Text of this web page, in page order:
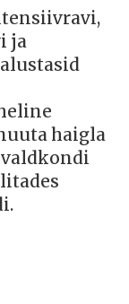
ja
haigla